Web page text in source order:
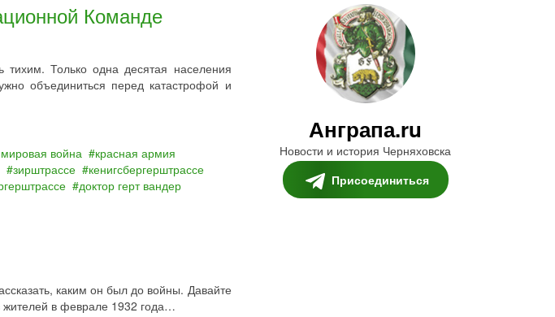
Команде
Только одна десятая населения
объединиться перед катастрофой и
война
красная армия
зирштрассе
кенигсбергерштрассе
доктор герт вандер
каким он был до войны. Давайте
жителей в феврале 1932 года…
Анграпа.ru
Новости и история Черняховска
Присоединиться